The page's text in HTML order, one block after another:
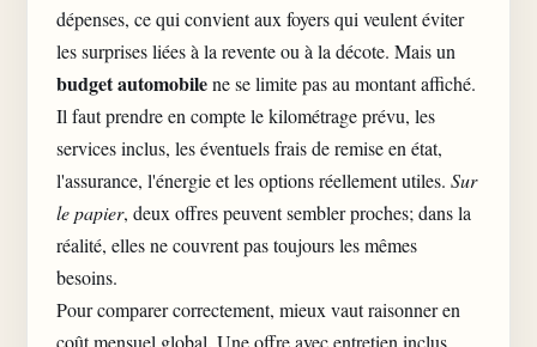
dépenses, ce qui convient aux foyers qui veulent éviter
les surprises liées à la revente ou à la décote. Mais un
budget automobilene se limite pas au montant affiché.
Il faut prendre en compte le kilométrage prévu, les
services inclus, les éventuels frais de remise en état,
l'assurance, l'énergie et les options réellement utiles. Sur
le papier, deux offres peuvent sembler proches; dans la
réalité, elles ne couvrent pas toujours les mêmes
besoins.
Pour comparer correctement, mieux vaut raisonner en
coût mensuel global. Une offre avec entretien inclus